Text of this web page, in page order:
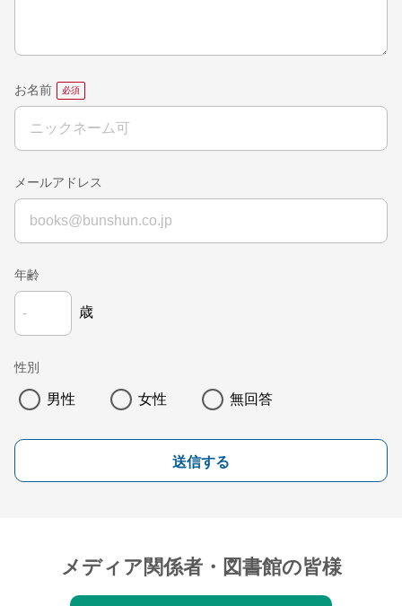
お名前
メールアドレス
年齢
歳
性別
男性 女性 無回答
送信する
メディア関係者・図書館の皆様